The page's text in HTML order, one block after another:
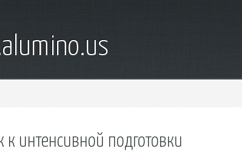
к интенсивной подготовки